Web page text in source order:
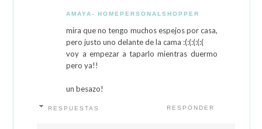
AMAYA- HOMEPERSONALSHOPPER
mira que no tengo muchos espejos por casa,
pero justo uno delante de la cama :(:(:(:(:(
voy a empezar a taparlo mientras duermo
pero ya!!
un besazo!
RESPONDER
RESPUESTAS